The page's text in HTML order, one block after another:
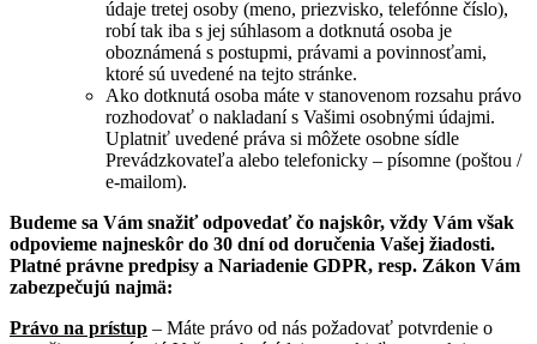
údaje tretej osoby (meno, priezvisko, telefónne číslo),
robí tak iba s jej súhlasom a dotknutá osoba je
oboznámená s postupmi, právami a povinnosťami,
ktoré sú uvedené na tejto stránke.
Ako dotknutá osoba máte v stanovenom rozsahu právo
rozhodovať o nakladaní s Vašimi osobnými údajmi.
Uplatniť uvedené práva si môžete osobne sídle
Prevádzkovateľa alebo telefonicky – písomne (poštou /
e-mailom).
Budeme sa Vám snažiť odpovedať čo najskôr, vždy Vám však
odpovieme najneskôr do 30 dní od doručenia Vašej žiadosti.
Platné právne predpisy a Nariadenie GDPR, resp. Zákon Vám
zabezpečujú najmä:
Právo na prístup – Máte právo od nás požadovať potvrdenie o